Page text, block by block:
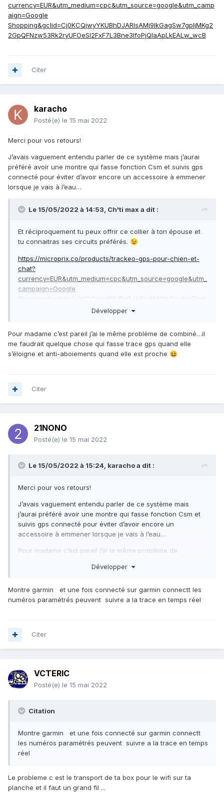
currency=EUR&utm_medium=cpc&utm_source=google&utm_camp
aign=Google
Shopping&gclid=Cj0KCQjwyYKUBhDJARIsAMj9lkGagSw7gpIjMKg2
2GpQFNzw53Rk2ryUFOeSI2FxF7L3Bne3IfoPjQIaApLkEALw_wcB
Citer
karacho
Posté(e) le 15 mai 2022
Merci pour vos retours!
J’avais vaguement entendu parler de ce système mais j’aurai
préféré avoir une montre qui fasse fonction Csm et suivis gps
connecté pour éviter d’avoir encore un accessoire à emmener
lorsque je vais à l’eau…
Le 15/05/2022 à 14:53, Ch'ti max a dit :
Et réciproquement tu peux offrir ce collier à ton épouse et
tu connaitras ses circuits préférés. 😉
https://microprix.co/products/trackeo-gps-pour-chien-et-
chat?
currency=EUR&utm_medium=cpc&utm_source=google&utm_
campaign=Google
Shopping&gclid=Cj0KCQjwyYKUBhDJARIsAMj9lkGagSw7gpIj
MKg22GpQFNzw53Rk2ryUFOeSI2FxF7L3Bne3IfoPjQIaApLkEA
Développer
Pour madame c’est pareil j’ai le même problème de combiné…il
me faudrait quelque chose qui fasse trace gps quand elle
s’éloigne et anti-aboiements quand elle est proche 😆
Citer
21NONO
Posté(e) le 15 mai 2022
Le 15/05/2022 à 15:24, karachoa dit :
Merci pour vos retours!
J’avais vaguement entendu parler de ce système mais
j’aurai préféré avoir une montre qui fasse fonction Csm et
suivis gps connecté pour éviter d’avoir encore un
accessoire à emmener lorsque je vais à l’eau…
Pour madame c’est pareil j’ai le même problème de
quand elle s’éloigne et anti-aboiements quand elle est
Développer
Montre garmin et une fois connecté sur garmin connectt les
numéros paramétrés peuvent suivre a la trace en temps réel
Citer
VCTERIC
Posté(e) le 15 mai 2022
Citation
Montre garmin et une fois connecté sur garmin connectt
les numéros paramétrés peuvent suivre a la trace en temps
réel
Le probleme c est le transport de ta box pour le wifi sur ta
planche et il faut un grand fil ...